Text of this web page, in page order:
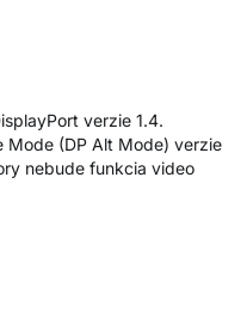
verzie 1.4.
Mode (DP Alt Mode) verzie
nebude funkcia video